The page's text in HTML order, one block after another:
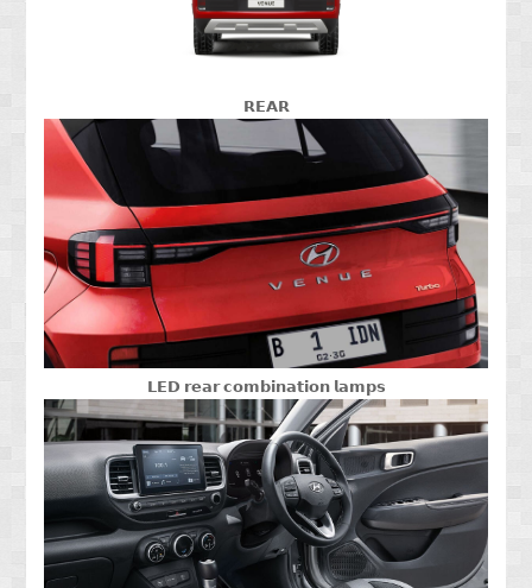
𝗥𝗘𝗔𝗥
𝗟𝗘𝗗 𝗿𝗲𝗮𝗿 𝗰𝗼𝗺𝗯𝗶𝗻𝗮𝘁𝗶𝗼𝗻 𝗹𝗮𝗺𝗽𝘀